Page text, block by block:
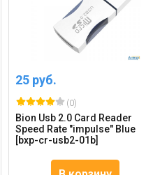
25 руб.
(0)
Bion Usb 2.0 Card Reader
Speed Rate "impulse" Blue
[bxp-cr-usb2-01b]